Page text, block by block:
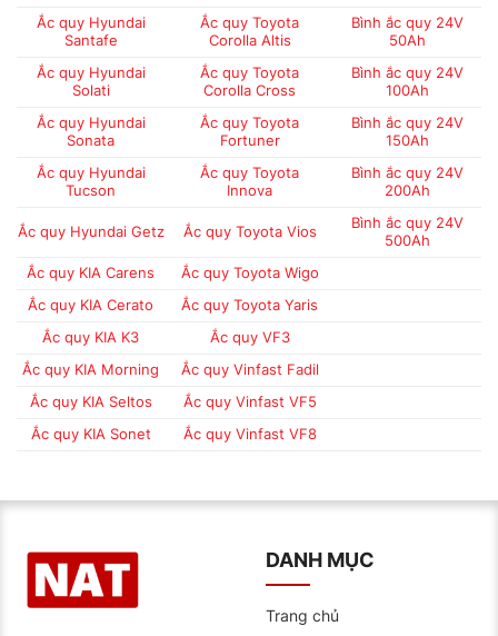
Ắc quy Hyundai
Santafe
Ắc quy Toyota
Corolla Altis
Bình ắc quy 24V
50Ah
Ắc quy Hyundai
Solati
Ắc quy Toyota
Corolla Cross
Bình ắc quy 24V
100Ah
Ắc quy Hyundai
Sonata
Ắc quy Toyota
Fortuner
Bình ắc quy 24V
150Ah
Ắc quy Hyundai
Tucson
Ắc quy Toyota
Innova
Bình ắc quy 24V
200Ah
Ắc quy Hyundai Getz Ắc quy Toyota Vios
Bình ắc quy 24V
500Ah
Ắc quy KIA Carens
Ắc quy Toyota Wigo
Ắc quy KIA Cerato
Ắc quy Toyota Yaris
Ắc quy KIA K3
Ắc quy VF3
Ắc quy KIA Morning
Ắc quy Vinfast Fadil
Ắc quy KIA Seltos
Ắc quy Vinfast VF5
Ắc quy KIA Sonet
Ắc quy Vinfast VF8
DANH MỤC
Trang chủ